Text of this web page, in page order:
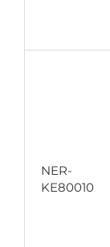
NER-
KE80010